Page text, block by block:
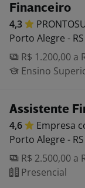
Financeiro
4,3
Porto Alegre - RS
R$ 1.200,00 a
Ensino
Assistente
4,6 Empresa
Porto Alegre - RS
R$ 2.500,00 a
Presencial